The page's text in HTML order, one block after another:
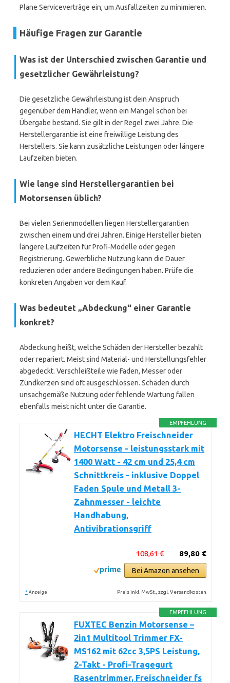
Plane Serviceverträge ein, um Ausfallzeiten zu minimieren.
Häufige Fragen zur Garantie
Was ist der Unterschied zwischen Garantie und
gesetzlicher Gewährleistung?
Die gesetzliche Gewährleistung ist dein Anspruch
gegenüber dem Händler, wenn ein Mangel schon bei
Übergabe bestand. Sie gilt in der Regel zwei Jahre. Die
Herstellergarantie ist eine freiwillige Leistung des
Herstellers. Sie kann zusätzliche Leistungen oder längere
Laufzeiten bieten.
Wie lange sind Herstellergarantien bei
Motorsensen üblich?
Bei vielen Serienmodellen liegen Herstellergarantien
zwischen einem und drei Jahren. Einige Hersteller bieten
längere Laufzeiten für Profi-Modelle oder gegen
Registrierung. Gewerbliche Nutzung kann die Dauer
reduzieren oder andere Bedingungen haben. Prüfe die
konkreten Angaben vor dem Kauf.
Was bedeutet „Abdeckung“ einer Garantie
konkret?
Abdeckung heißt, welche Schäden der Hersteller bezahlt
oder repariert. Meist sind Material- und Herstellungsfehler
abgedeckt. Verschleißteile wie Faden, Messer oder
Zündkerzen sind oft ausgeschlossen. Schäden durch
unsachgemäße Nutzung oder fehlende Wartung fallen
ebenfalls meist nicht unter die Garantie.
EMPFEHLUNG
HECHT Elektro Freischneider
Motorsense - leistungsstark mit
1400 Watt - 42 cm und 25,4 cm
Schnittkreis - inklusive Doppel
Faden Spule und Metall 3-
Zahnmesser - leichte
Handhabung,
Antivibrationsgriff
89,80 €
108,61 €
Bei Amazon ansehen
* Anzeige Preis inkl. MwSt., zzgl. Versandkosten
EMPFEHLUNG
FUXTEC Benzin Motorsense –
2in1 Multitool Trimmer FX-
MS162 mit 62cc 3,5PS Leistung,
2-Takt - Profi-Tragegurt
Rasentrimmer, Freischneider fs